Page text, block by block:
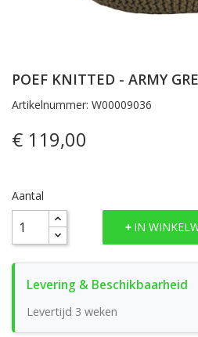
POEF KNITTED - ARMY
Artikelnummer: W00009036
€ 119,00
Aantal
IN
Levertijd 3 weken